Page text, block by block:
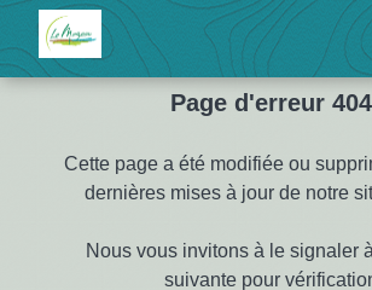
Page d'erreur 404
Cette page a été modifiée ou
dernières mises à jour de notre
Nous vous invitons à le signaler
suivante pour